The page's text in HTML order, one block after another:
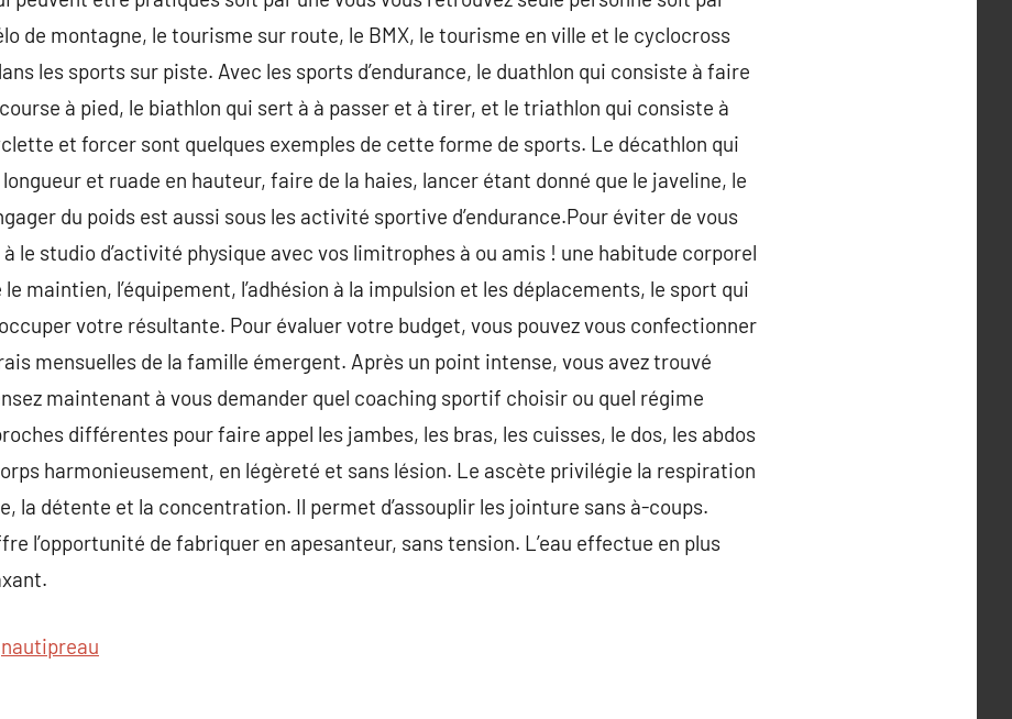
de montagne, le tourisme sur route, le BMX, le tourisme en ville et le cyclocross
les sports sur piste. Avec les sports d’endurance, le duathlon qui consiste à faire
à pied, le biathlon qui sert à à passer et à tirer, et le triathlon qui consiste à
et forcer sont quelques exemples de cette forme de sports. Le décathlon qui
et ruade en hauteur, faire de la haies, lancer étant donné que le javeline, le
du poids est aussi sous les activité sportive d’endurance.Pour éviter de vous
le studio d’activité physique avec vos limitrophes à ou amis ! une habitude corporel
maintien, l’équipement, l’adhésion à la impulsion et les déplacements, le sport qui
votre résultante. Pour évaluer votre budget, vous pouvez vous confectionner
mensuelles de la famille émergent. Après un point intense, vous avez trouvé
maintenant à vous demander quel coaching sportif choisir ou quel régime
différentes pour faire appel les jambes, les bras, les cuisses, le dos, les abdos
harmonieusement, en légèreté et sans lésion. Le ascète privilégie la respiration
la détente et la concentration. Il permet d’assouplir les jointure sans à-coups.
l’opportunité de fabriquer en apesanteur, sans tension. L’eau effectue en plus
nautipreau